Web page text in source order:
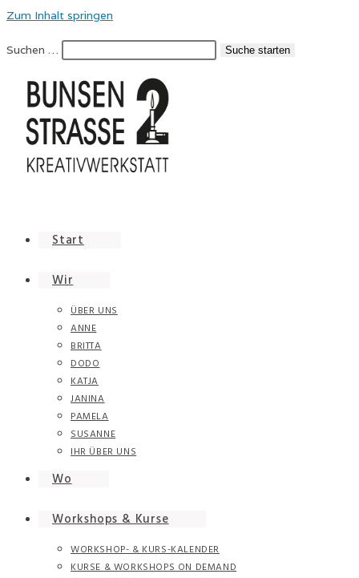
Zum Inhalt springen
Suchen … Suche starten
Start
Wir
ÜBER UNS
ANNE
BRITTA
DODO
KATJA
JANINA
PAMELA
SUSANNE
IHR ÜBER UNS
Wo
Workshops & Kurse
WORKSHOP- & KURS-KALENDER
KURSE & WORKSHOPS ON DEMAND